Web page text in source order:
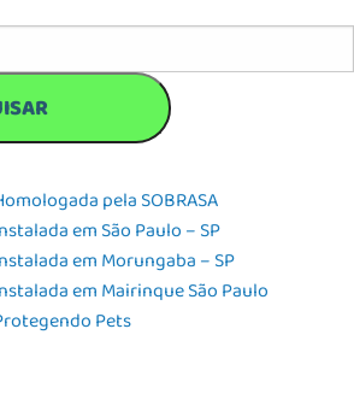
pela SOBRASA
em São Paulo – SP
em Morungaba – SP
em Mairinque São Paulo
Pets